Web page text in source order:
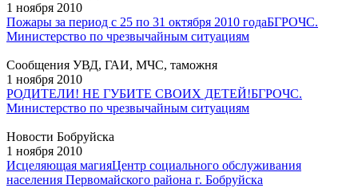
1 ноября 2010
Пожары за период с 25 по 31 октября 2010 годаБГРОЧС.
Министерство по чрезвычайным ситуациям
Сообщения УВД, ГАИ, МЧС, таможня
1 ноября 2010
РОДИТЕЛИ! НЕ ГУБИТЕ СВОИХ ДЕТЕЙ!БГРОЧС.
Министерство по чрезвычайным ситуациям
Новости Бобруйска
1 ноября 2010
Исцеляющая магияЦентр социального обслуживания
населения Первомайского района г. Бобруйска